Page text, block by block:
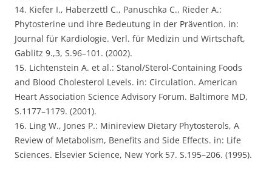
14. Kiefer I., Haberzettl C., Panuschka C., Rieder A.:
Phytosterine und ihre Bedeutung in der Prävention. in:
Journal für Kardiologie. Verl. für Medizin und Wirtschaft,
Gablitz 9.,3, S.96–101. (2002).
15. Lichtenstein A. et al.: Stanol/Sterol-Containing Foods
and Blood Cholesterol Levels. in: Circulation. American
Heart Association Science Advisory Forum. Baltimore MD,
S.1177–1179. (2001).
16. Ling W., Jones P.: Minireview Dietary Phytosterols, A
Review of Metabolism, Benefits and Side Effects. in: Life
Sciences. Elsevier Science, New York 57. S.195–206. (1995).